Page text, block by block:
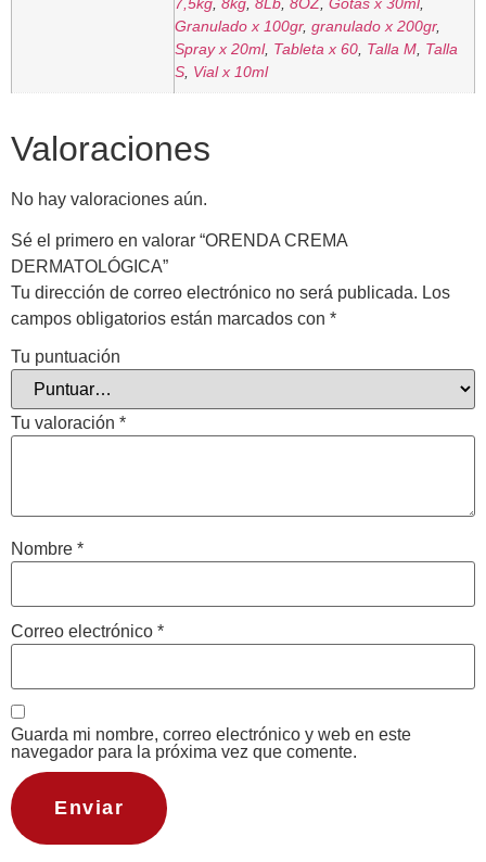
Granulado x 100gr, granulado x 200gr,
Spray x 20ml, Tableta x 60 Talla M Talla
S Vial x 10ml
Valoraciones
No hay valoraciones aún.
Sé el primero en valorar “ORENDA CREMA
DERMATOLÓGICA”
Tu dirección de correo electrónico no será publicada. Los
campos obligatorios están marcados con *
Tu puntuación
Tu valoración *
Nombre *
Correo electrónico *
Guarda mi nombre, correo electrónico y web en este
navegador para la próxima vez que comente.